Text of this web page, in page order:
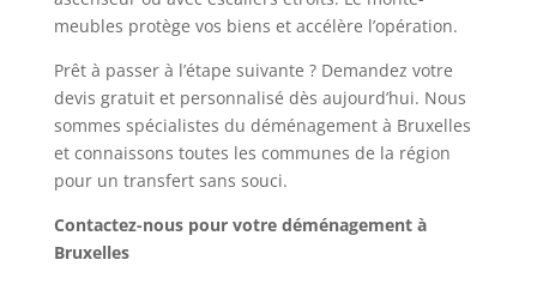
meubles protège vos biens et accélère l’opération.
Prêt à passer à l’étape suivante ? Demandez votre
devis gratuit et personnalisé dès aujourd’hui. Nous
sommes spécialistes du déménagement à Bruxelles
et connaissons toutes les communes de la région
pour un transfert sans souci.
Contactez-nous pour votre déménagement à
Bruxelles